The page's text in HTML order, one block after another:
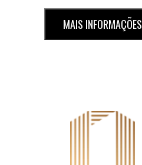
MAIS INFORMAÇÕES